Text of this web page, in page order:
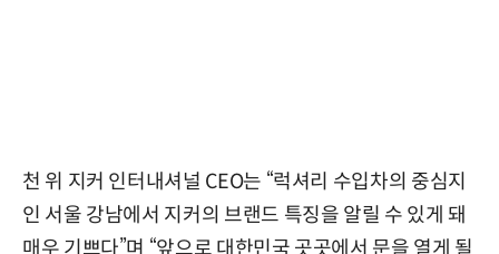
천 위 지커 인터내셔널 CEO는 “럭셔리 수입차의 중심지
인 서울 강남에서 지커의 브랜드 특징을 알릴 수 있게 돼
매우 기쁘다”며 “앞으로 대한민국 곳곳에서 문을 열게 될